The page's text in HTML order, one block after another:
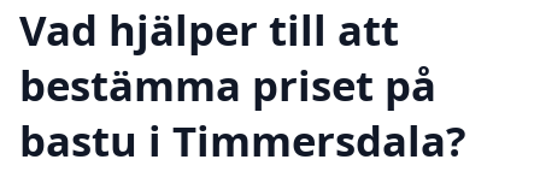
Vad hjälper till att
bestämma priset på
bastu i Timmersdala?